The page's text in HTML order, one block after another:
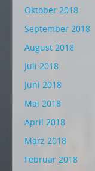
Oktober 2018
September 2018
August 2018
Juli 2018
Juni 2018
Mai 2018
April 2018
März 2018
Februar 2018